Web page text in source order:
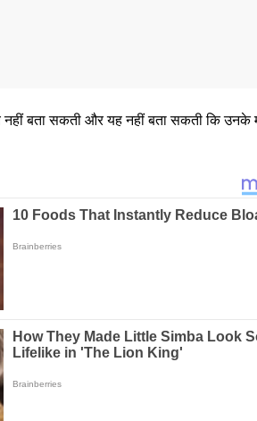
बता सकती और यह नहीं बता सकती कि उनके